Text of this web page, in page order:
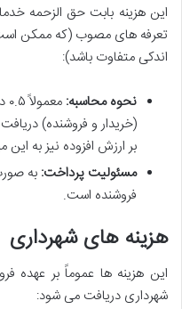
این هزینه بابت حق الزحمه
تعرفه های مصوب (که ممکن
اندکی متفاوت باشد):
نحوه محاسبه:
بر ارزش افزوده نیز به این
مسئولیت پرداخت:
فروشنده است.
هزینه های شهرداری
این هزینه ها عموماً بر عهده
شهرداری دریافت می شود: